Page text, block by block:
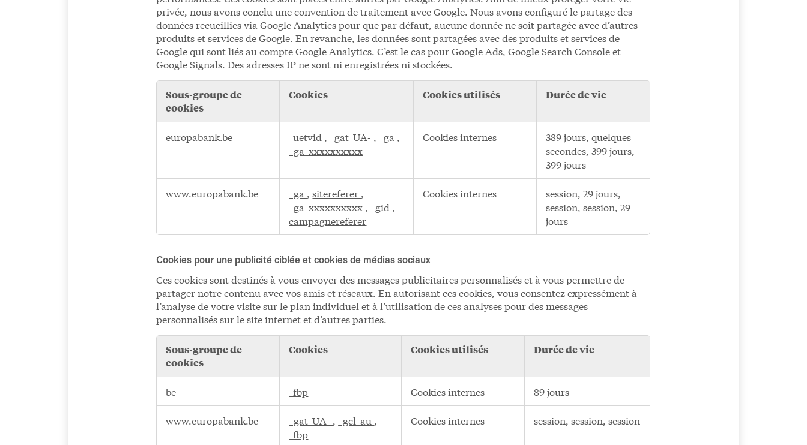
privée, nous avons conclu une convention de traitement avec Google. Nous avons configuré le partage des
données recueillies via Google Analytics pour que par défaut, aucune donnée ne soit partagée avec d’autres
produits et services de Google. En revanche, les données sont partagées avec des produits et services de
Google qui sont liés au compte Google Analytics. C’est le cas pour Google Ads, Google Search Console et
Google Signals. Des adresses IP ne sont ni enregistrées ni stockées.
de
Sous-groupe de
cookies
Cookies Cookies utilisés Durée de vie
europabank.be _uetvid , _gat_UA- , _ga ,
_ga_xxxxxxxxxx
Cookies internes
389 jours, quelques
secondes, 399 jours,
399 jours
www.europabank.be _ga ,sitereferer ,
_ga_xxxxxxxxxx , _gid ,
campagnereferer
Cookies internes
session, 29 jours,
session, session, 29
jours
Cookies pour une publicité ciblée et cookies de médias sociaux
Ces cookies sont destinés à vous envoyer des messages publicitaires personnalisés et à vous permettre de
partager notre contenu avec vos amis et réseaux. En autorisant ces cookies, vous consentez expressément à
l’analyse de votre visite sur le plan individuel et à l’utilisation de ces analyses pour des messages
personnalisés sur le site internet et d’autres parties.
pour
publicité
Sous-groupe de
cookies
Cookies Cookies utilisés Durée de vie
be _fbp Cookies internes 89 jours
www.europabank.be _gat_UA- , _gcl_au ,
_fbp
Cookies internes session, session, session